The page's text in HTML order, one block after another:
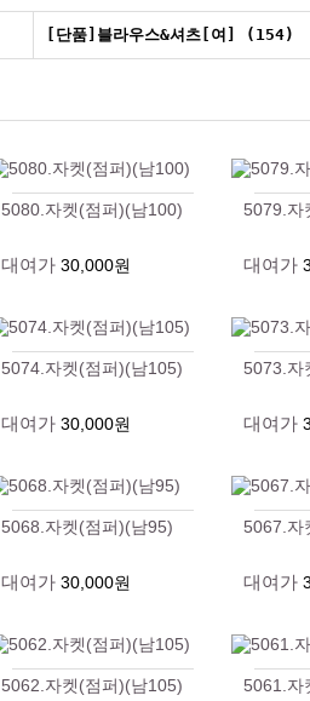
[단품]블라우스&셔츠[여] (154)
5080.자켓(점퍼)(남100)
대여가 30,000원
5079.자
대여가
5074.자켓(점퍼)(남105)
대여가 30,000원
5073.자
대여가
5068.자켓(점퍼)(남95)
대여가 30,000원
5067.자
대여가
5062.자켓(점퍼)(남105) 5061.자